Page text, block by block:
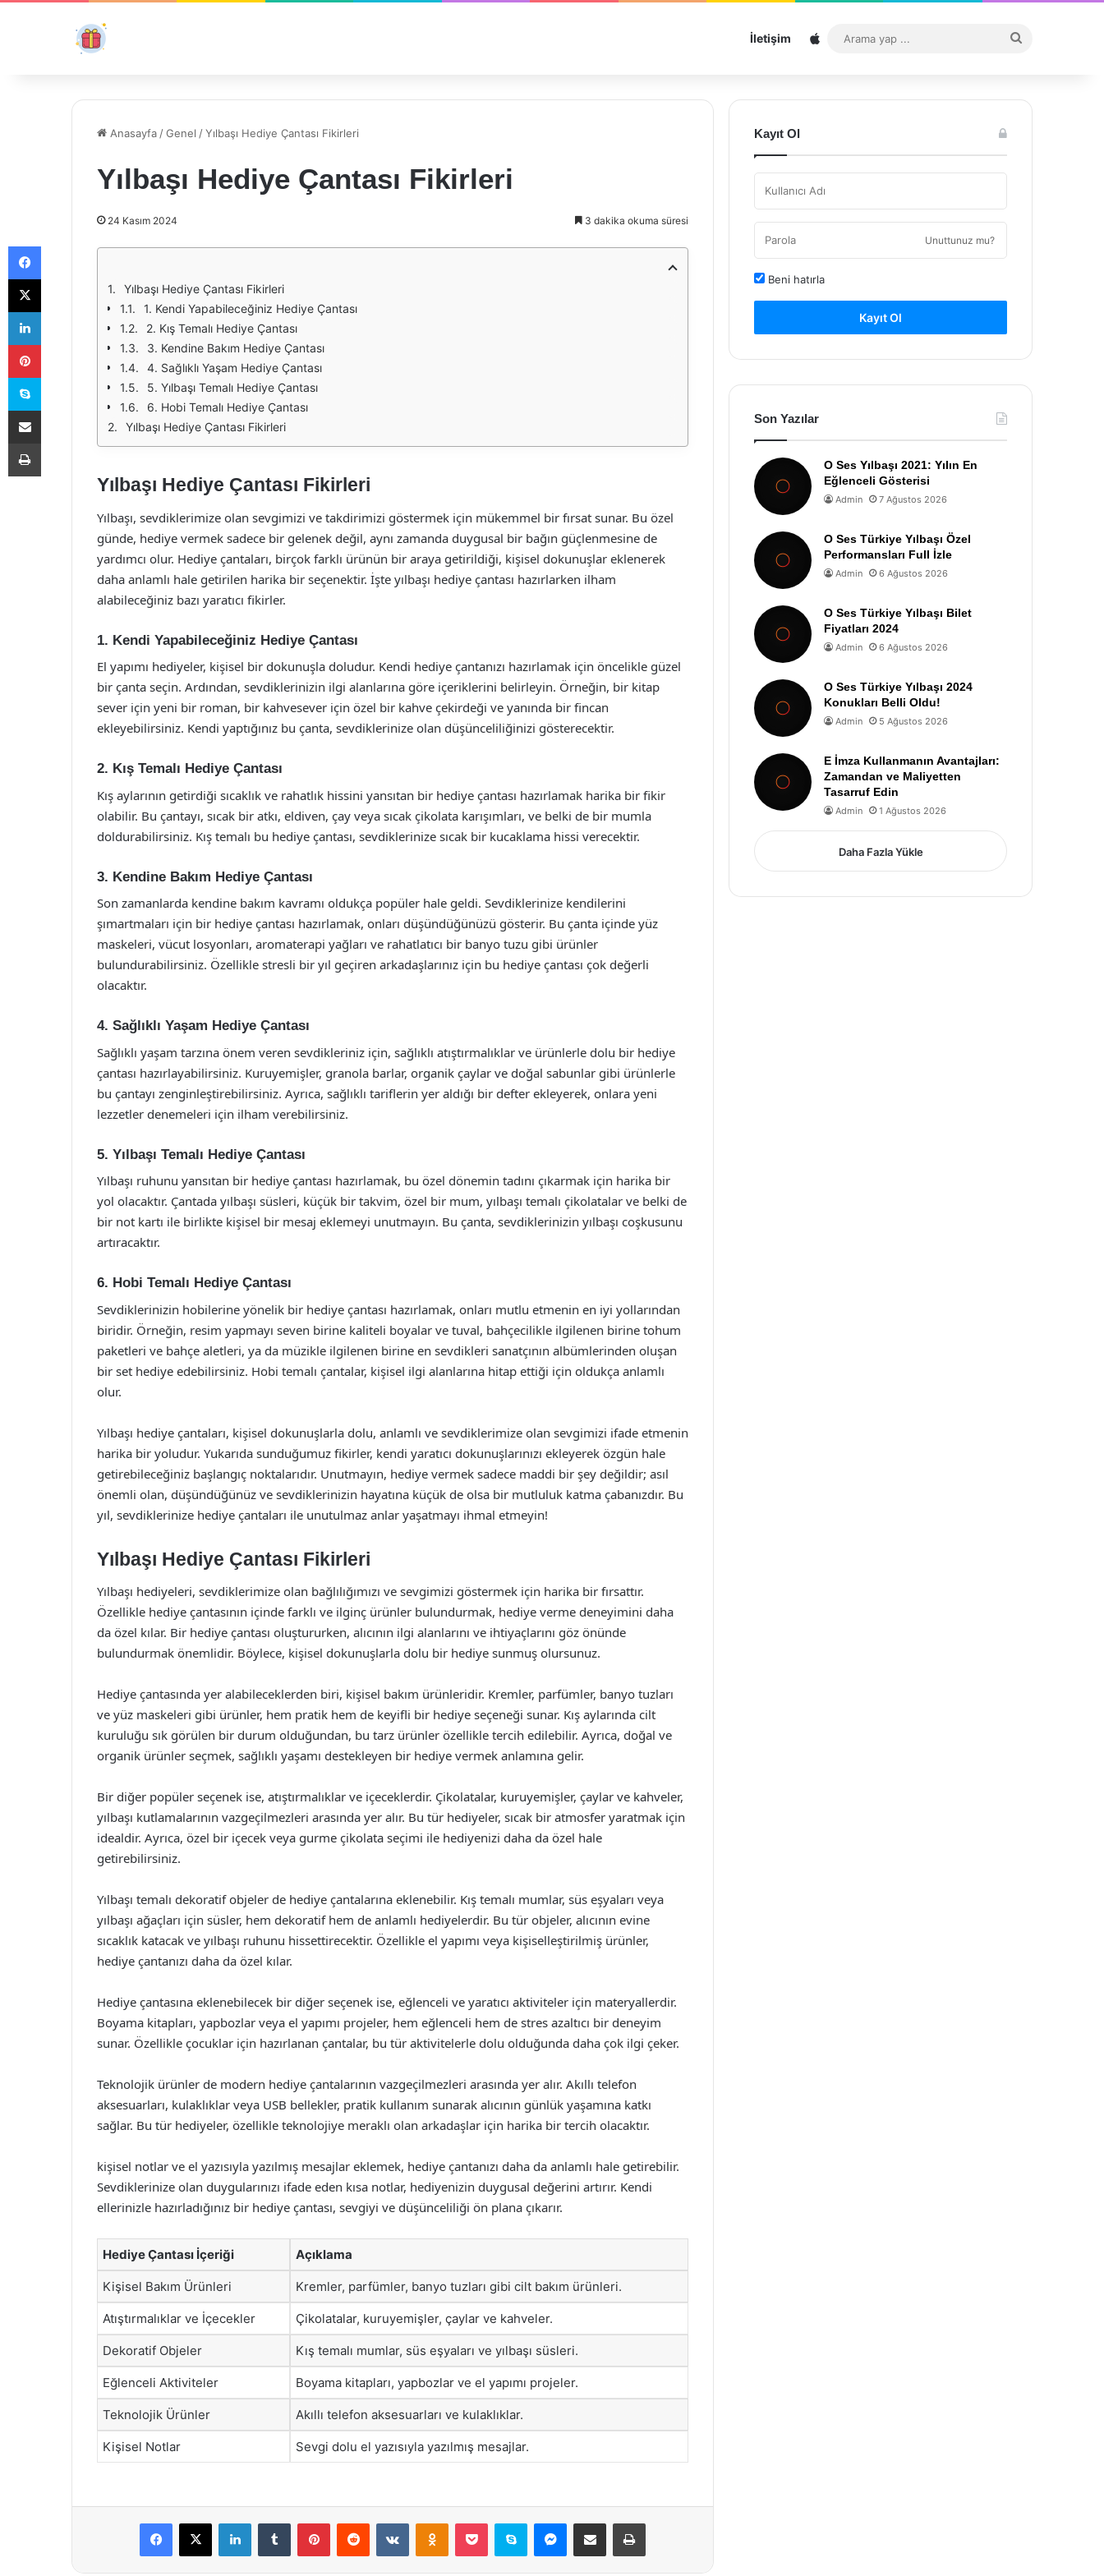
İletişim Sitemap
...
Anasayfa /Genel /Yılbaşı Hediye Çantası Fikirleri
Yılbaşı Hediye Çantası Fikirleri
24 Kasım 2024 3 dakika okuma süresi
Yılbaşı Hediye Çantası Fikirleri
1. Kendi Yapabileceğiniz Hediye Çantası
2. Kış Temalı Hediye Çantası
3. Kendine Bakım Hediye Çantası
4. Sağlıklı Yaşam Hediye Çantası
5. Yılbaşı Temalı Hediye Çantası
6. Hobi Temalı Hediye Çantası
Yılbaşı Hediye Çantası Fikirleri
Yılbaşı Hediye Çantası Fikirleri
Yılbaşı, sevdiklerimize olan sevgimizi ve takdirimizi göstermek için mükemmel bir fırsat sunar. Bu özel
günde, hediye vermek sadece bir gelenek değil, aynı zamanda duygusal bir bağın güçlenmesine de
yardımcı olur. Hediye çantaları, birçok farklı ürünün bir araya getirildiği, kişisel dokunuşlar eklenerek
daha anlamlı hale getirilen harika bir seçenektir. İşte yılbaşı hediye çantası hazırlarken ilham
alabileceğiniz bazı yaratıcı fikirler.
1. Kendi Yapabileceğiniz Hediye Çantası
El yapımı hediyeler, kişisel bir dokunuşla doludur. Kendi hediye çantanızı hazırlamak için öncelikle güzel
bir çanta seçin. Ardından, sevdiklerinizin ilgi alanlarına göre içeriklerini belirleyin. Örneğin, bir kitap
sever için yeni bir roman, bir kahvesever için özel bir kahve çekirdeği ve yanında bir fincan
ekleyebilirsiniz. Kendi yaptığınız bu çanta, sevdiklerinize olan düşünceliliğinizi gösterecektir.
2. Kış Temalı Hediye Çantası
Kış aylarının getirdiği sıcaklık ve rahatlık hissini yansıtan bir hediye çantası hazırlamak harika bir fikir
olabilir. Bu çantayı, sıcak bir atkı, eldiven, çay veya sıcak çikolata karışımları, ve belki de bir mumla
doldurabilirsiniz. Kış temalı bu hediye çantası, sevdiklerinize sıcak bir kucaklama hissi verecektir.
3. Kendine Bakım Hediye Çantası
Son zamanlarda kendine bakım kavramı oldukça popüler hale geldi. Sevdiklerinize kendilerini
şımartmaları için bir hediye çantası hazırlamak, onları düşündüğünüzü gösterir. Bu çanta içinde yüz
maskeleri, vücut losyonları, aromaterapi yağları ve rahatlatıcı bir banyo tuzu gibi ürünler
bulundurabilirsiniz. Özellikle stresli bir yıl geçiren arkadaşlarınız için bu hediye çantası çok değerli
olacaktır.
4. Sağlıklı Yaşam Hediye Çantası
Sağlıklı yaşam tarzına önem veren sevdikleriniz için, sağlıklı atıştırmalıklar ve ürünlerle dolu bir hediye
çantası hazırlayabilirsiniz. Kuruyemişler, granola barlar, organik çaylar ve doğal sabunlar gibi ürünlerle
bu çantayı zenginleştirebilirsiniz. Ayrıca, sağlıklı tariflerin yer aldığı bir defter ekleyerek, onlara yeni
lezzetler denemeleri için ilham verebilirsiniz.
5. Yılbaşı Temalı Hediye Çantası
Yılbaşı ruhunu yansıtan bir hediye çantası hazırlamak, bu özel dönemin tadını çıkarmak için harika bir
yol olacaktır. Çantada yılbaşı süsleri, küçük bir takvim, özel bir mum, yılbaşı temalı çikolatalar ve belki de
bir not kartı ile birlikte kişisel bir mesaj eklemeyi unutmayın. Bu çanta, sevdiklerinizin yılbaşı coşkusunu
artıracaktır.
6. Hobi Temalı Hediye Çantası
Sevdiklerinizin hobilerine yönelik bir hediye çantası hazırlamak, onları mutlu etmenin en iyi yollarından
biridir. Örneğin, resim yapmayı seven birine kaliteli boyalar ve tuval, bahçecilikle ilgilenen birine tohum
paketleri ve bahçe aletleri, ya da müzikle ilgilenen birine en sevdikleri sanatçının albümlerinden oluşan
bir set hediye edebilirsiniz. Hobi temalı çantalar, kişisel ilgi alanlarına hitap ettiği için oldukça anlamlı
olur.
Yılbaşı hediye çantaları, kişisel dokunuşlarla dolu, anlamlı ve sevdiklerimize olan sevgimizi ifade etmenin
harika bir yoludur. Yukarıda sunduğumuz fikirler, kendi yaratıcı dokunuşlarınızı ekleyerek özgün hale
getirebileceğiniz başlangıç noktalarıdır. Unutmayın, hediye vermek sadece maddi bir şey değildir; asıl
önemli olan, düşündüğünüz ve sevdiklerinizin hayatına küçük de olsa bir mutluluk katma çabanızdır. Bu
yıl, sevdiklerinize hediye çantaları ile unutulmaz anlar yaşatmayı ihmal etmeyin!
Yılbaşı Hediye Çantası Fikirleri
Yılbaşı hediyeleri, sevdiklerimize olan bağlılığımızı ve sevgimizi göstermek için harika bir fırsattır.
Özellikle hediye çantasının içinde farklı ve ilginç ürünler bulundurmak, hediye verme deneyimini daha
da özel kılar. Bir hediye çantası oluştururken, alıcının ilgi alanlarını ve ihtiyaçlarını göz önünde
bulundurmak önemlidir. Böylece, kişisel dokunuşlarla dolu bir hediye sunmuş olursunuz.
Hediye çantasında yer alabileceklerden biri, kişisel bakım ürünleridir. Kremler, parfümler, banyo tuzları
ve yüz maskeleri gibi ürünler, hem pratik hem de keyifli bir hediye seçeneği sunar. Kış aylarında cilt
kuruluğu sık görülen bir durum olduğundan, bu tarz ürünler özellikle tercih edilebilir. Ayrıca, doğal ve
organik ürünler seçmek, sağlıklı yaşamı destekleyen bir hediye vermek anlamına gelir.
Bir diğer popüler seçenek ise, atıştırmalıklar ve içeceklerdir. Çikolatalar, kuruyemişler, çaylar ve kahveler,
yılbaşı kutlamalarının vazgeçilmezleri arasında yer alır. Bu tür hediyeler, sıcak bir atmosfer yaratmak için
idealdir. Ayrıca, özel bir içecek veya gurme çikolata seçimi ile hediyenizi daha da özel hale
getirebilirsiniz.
Yılbaşı temalı dekoratif objeler de hediye çantalarına eklenebilir. Kış temalı mumlar, süs eşyaları veya
yılbaşı ağaçları için süsler, hem dekoratif hem de anlamlı hediyelerdir. Bu tür objeler, alıcının evine
sıcaklık katacak ve yılbaşı ruhunu hissettirecektir. Özellikle el yapımı veya kişiselleştirilmiş ürünler,
hediye çantanızı daha da özel kılar.
Hediye çantasına eklenebilecek bir diğer seçenek ise, eğlenceli ve yaratıcı aktiviteler için materyallerdir.
Boyama kitapları, yapbozlar veya el yapımı projeler, hem eğlenceli hem de stres azaltıcı bir deneyim
sunar. Özellikle çocuklar için hazırlanan çantalar, bu tür aktivitelerle dolu olduğunda daha çok ilgi çeker.
Teknolojik ürünler de modern hediye çantalarının vazgeçilmezleri arasında yer alır. Akıllı telefon
aksesuarları, kulaklıklar veya USB bellekler, pratik kullanım sunarak alıcının günlük yaşamına katkı
sağlar. Bu tür hediyeler, özellikle teknolojiye meraklı olan arkadaşlar için harika bir tercih olacaktır.
kişisel notlar ve el yazısıyla yazılmış mesajlar eklemek, hediye çantanızı daha da anlamlı hale getirebilir.
Sevdiklerinize olan duygularınızı ifade eden kısa notlar, hediyenizin duygusal değerini artırır. Kendi
ellerinizle hazırladığınız bir hediye çantası, sevgiyi ve düşünceliliği ön plana çıkarır.
Hediye Çantası İçeriği Açıklama
Kişisel Bakım Ürünleri Kremler, parfümler, banyo tuzları gibi cilt bakım ürünleri.
Atıştırmalıklar ve İçecekler Çikolatalar, kuruyemişler, çaylar ve kahveler.
Dekoratif Objeler Kış temalı mumlar, süs eşyaları ve yılbaşı süsleri.
Eğlenceli Aktiviteler Boyama kitapları, yapbozlar ve el yapımı projeler.
Teknolojik Ürünler Akıllı telefon aksesuarları ve kulaklıklar.
Kişisel Notlar Sevgi dolu el yazısıyla yazılmış mesajlar.
Facebook
X LinkedInTumblr PinterestReddit VKontakteOdnoklassniki
Pocket Skype Messenger
E-Posta ile paylaş Yazdır
Kayıt Ol
Unuttunuz mu?
Beni hatırla
Kayıt Ol
Son Yazılar
O Ses Yılbaşı 2021: Yılın En
Eğlenceli Gösterisi
Admin 7 Ağustos 2026
O Ses Türkiye Yılbaşı Özel
Performansları Full İzle
Admin 6 Ağustos 2026
O Ses Türkiye Yılbaşı Bilet
Fiyatları 2024
Admin 6 Ağustos 2026
O Ses Türkiye Yılbaşı 2024
Konukları Belli Oldu!
Admin 5 Ağustos 2026
E İmza Kullanmanın Avantajları:
Zamandan ve Maliyetten
Tasarruf Edin
Admin 1 Ağustos 2026
Daha Fazla Yükle
Facebook
X
LinkedIn
Pinterest
Skype
E-Posta ile paylaş